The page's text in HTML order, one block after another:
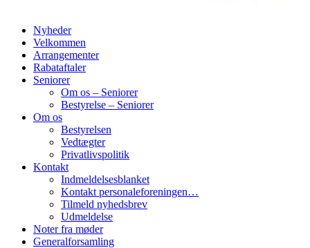
Nyheder
Velkommen
Arrangementer
Rabataftaler
Seniorer
Om os – Seniorer
Bestyrelse – Seniorer
Om os
Bestyrelsen
Vedtægter
Privatlivspolitik
Kontakt
Indmeldelsesblanket
Kontakt personaleforeningen…
Tilmeld nyhedsbrev
Udmeldelse
Noter fra møder
Generalforsamling